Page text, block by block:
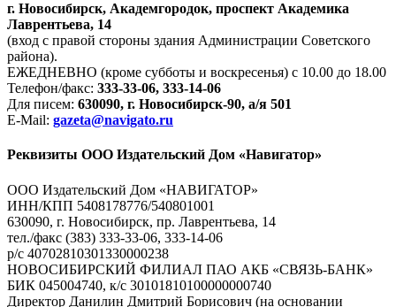
г. Новосибирск, Академгородок, проспект Академика
Лаврентьева, 14
(вход с правой стороны здания Администрации Советского
района).
ЕЖЕДНЕВНО (кроме субботы и воскресенья) с 10.00 до 18.00
Телефон/факс: 333-33-06, 333-14-06
Для писем: 630090, г. Новосибирск-90, а/я 501
E-Mail: gazeta@navigato.ru
Реквизиты ООО Издательский Дом «Навигатор»
ООО Издательский Дом «НАВИГАТОР»
ИНН/КПП 5408178776/540801001
630090, г. Новосибирск, пр. Лаврентьева, 14
тел./факс (383) 333-33-06, 333-14-06
р/с 40702810301330000238
НОВОСИБИРСКИЙ ФИЛИАЛ ПАО АКБ «СВЯЗЬ-БАНК»
БИК 045004740, к/с 30101810100000000740
Директор Данилин Дмитрий Борисович (на основании